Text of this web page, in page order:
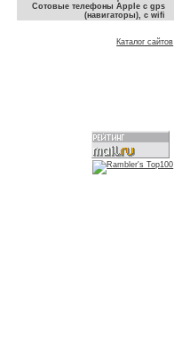
Сотовые телефоны Apple с gps
(навигаторы), с wifi
Каталог сайтов